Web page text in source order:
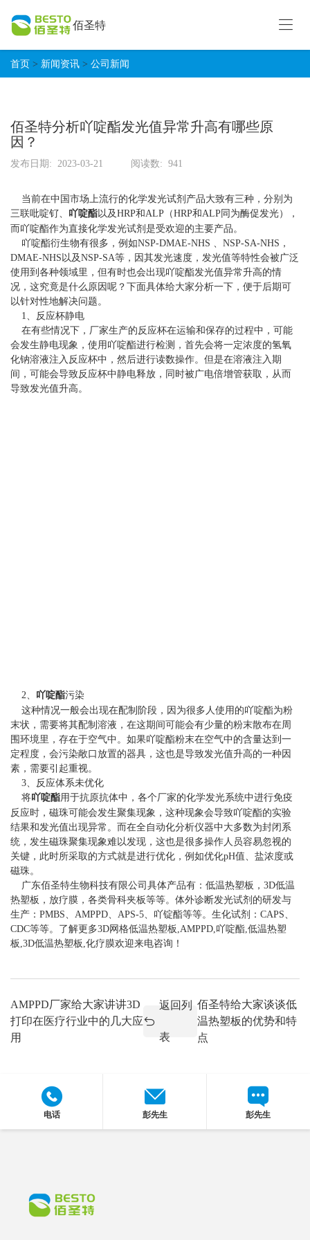
佰圣特
首页 > 新闻资讯 > 公司新闻
佰圣特分析吖啶酯发光值异常升高有哪些原
因？
发布日期: 2023-03-21 阅读数: 941
当前在中国市场上流行的化学发光试剂产品大致有三种，分别为
三联吡啶钌、 吖啶酯以及HRP和ALP（HRP和ALP同为酶促发光），
而吖啶酯作为直接化学发光试剂是受欢迎的主要产品。
吖啶酯衍生物有很多，例如NSP-DMAE-NHS 、NSP-SA-NHS，
DMAE-NHS以及NSP-SA等，因其发光速度，发光值等特性会被广泛
使用到各种领域里，但有时也会出现吖啶酯发光值异常升高的情
况，这究竟是什么原因呢？下面具体给大家分析一下，便于后期可
以针对性地解决问题。
1、反应杯静电
在有些情况下，厂家生产的反应杯在运输和保存的过程中，可能
会发生静电现象，使用吖啶酯进行检测，首先会将一定浓度的氢氧
化钠溶液注入反应杯中，然后进行读数操作。但是在溶液注入期
间，可能会导致反应杯中静电释放，同时被广电倍增管获取，从而
导致发光值升高。
2、 吖啶酯污染
这种情况一般会出现在配制阶段，因为很多人使用的吖啶酯为粉
末状，需要将其配制溶液，在这期间可能会有少量的粉末散布在周
围环境里，存在于空气中。如果吖啶酯粉末在空气中的含量达到一
定程度，会污染敞口放置的器具，这也是导致发光值升高的一种因
素，需要引起重视。
3、反应体系未优化
将吖啶酯用于抗原抗体中，各个厂家的化学发光系统中进行免疫
反应时，磁珠可能会发生聚集现象，这种现象会导致吖啶酯的实验
结果和发光值出现异常。而在全自动化分析仪器中大多数为封闭系
统，发生磁珠聚集现象难以发现，这也是很多操作人员容易忽视的
关键，此时所采取的方式就是进行优化，例如优化pH值、盐浓度或
磁珠。
广东佰圣特生物科技有限公司具体产品有：低温热塑板，3D低温
热塑板，放疗膜，各类骨科夹板等等。体外诊断发光试剂的研发与
生产：PMBS、AMPPD、APS-5、吖锭酯等等。生化试剂：CAPS、
CDC等等。了解更多3D网格低温热塑板,AMPPD,吖啶酯,低温热塑
板,3D低温热塑板,化疗膜欢迎来电咨询！
AMPPD厂家给大家讲讲3D
打印在医疗行业中的几大应
用
返回列
表
佰圣特给大家谈谈低
温热塑板的优势和特
点
电话 彭先生 彭先生
页
产
品
体
断
剂
低
热
塑
板
新
闻
我
们